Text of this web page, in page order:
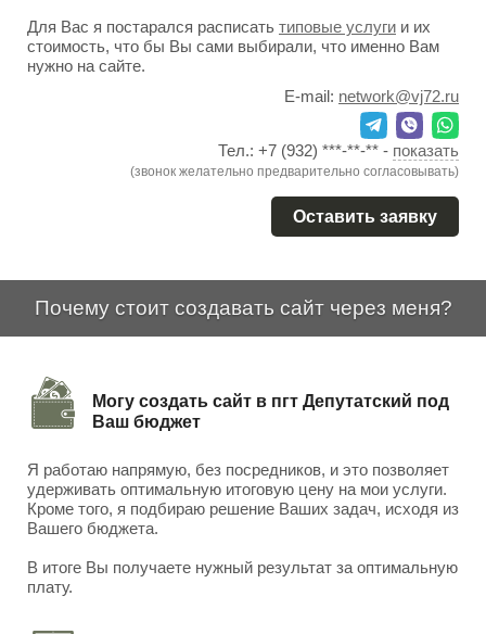
Для Вас я постарался расписать типовые услуги и их
стоимость, что бы Вы сами выбирали, что именно Вам
нужно на сайте.
E-mail: network@vj72.ru
Тел.: +7 (932) ***-**-** - показать
(звонок желательно предварительно согласовывать)
Оставить заявку
Почему стоит создавать сайт через меня?
Могу создать сайт в пгт Депутатский под
Ваш бюджет
Я работаю напрямую, без посредников, и это позволяет
удерживать оптимальную итоговую цену на мои услуги.
Кроме того, я подбираю решение Ваших задач, исходя из
Вашего бюджета.
В итоге Вы получаете нужный результат за оптимальную
плату.